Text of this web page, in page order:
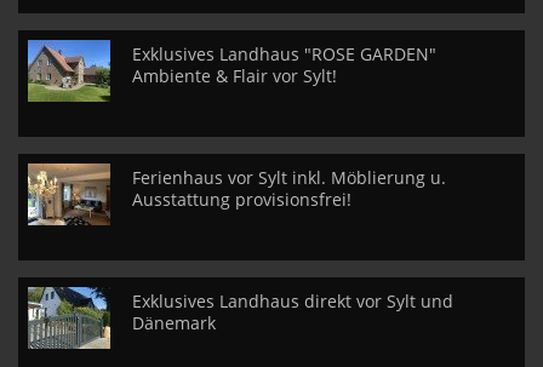
Exklusives Landhaus "ROSE GARDEN"
Ambiente & Flair vor Sylt!
Ferienhaus vor Sylt inkl. Möblierung u.
Ausstattung provisionsfrei!
Exklusives Landhaus direkt vor Sylt und
Dänemark